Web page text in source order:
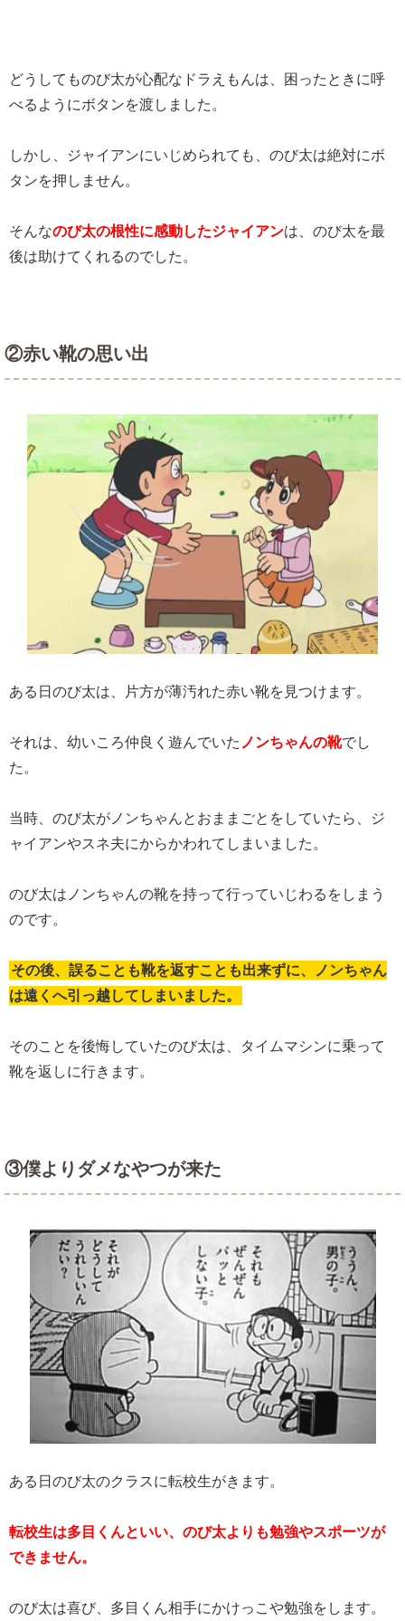
どうしてものび太が心配なドラえもんは、困ったときに呼
べるようにボタンを渡しました。
しかし、ジャイアンにいじめられても、のび太は絶対にボ
タンを押しません。
そんなのび太の根性に感動したジャイアンは、のび太を最
後は助けてくれるのでした。
②赤い靴の思い出
ある日のび太は、片方が薄汚れた赤い靴を見つけます。
それは、幼いころ仲良く遊んでいた ノンちゃんの靴でし
た。
当時、のび太がノンちゃんとおままごとをしていたら、ジ
ャイアンやスネ夫にからかわれてしまいました。
のび太はノンちゃんの靴を持って行っていじわるをしまう
のです。
その後、誤ることも靴を返すことも出来ずに、ノンちゃん
は遠くへ引っ越してしまいました。
そのことを後悔していたのび太は、タイムマシンに乗って
靴を返しに行きます。
③僕よりダメなやつが来た
ある日のび太のクラスに転校生がきます。
転校生は多目くんといい、のび太よりも勉強やスポーツが
できません。
のび太は喜び、多目くん相手にかけっこや勉強をします。